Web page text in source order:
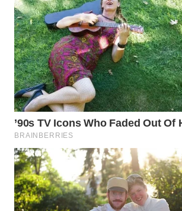
WN
KEPULAUAN
SERIBU
WN
TANGERANG
WN
BINJAI
WN
CIREBON
WN